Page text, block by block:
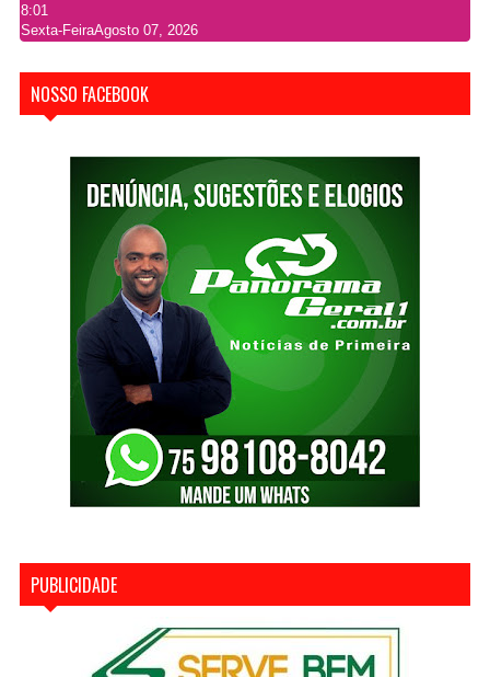
8:01
Sexta-FeiraAgosto 07, 2026
NOSSO FACEBOOK
PUBLICIDADE